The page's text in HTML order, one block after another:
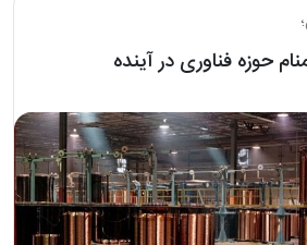
حوزه فناوری در آینده